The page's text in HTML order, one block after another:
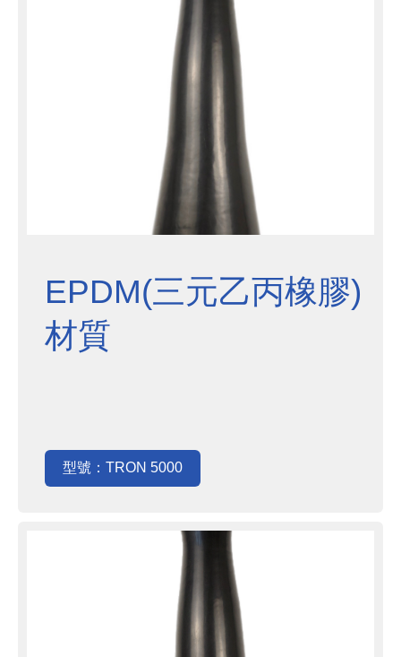
EPDM(三元乙丙橡膠)
材質
型號：TRON 5000